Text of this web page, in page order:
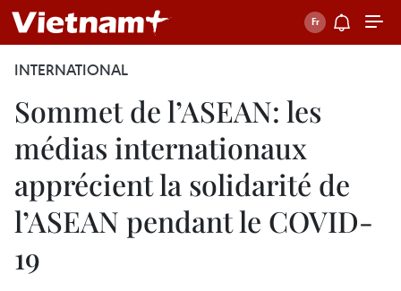
INTERNATIONAL
Sommet de l’ASEAN: les
médias internationaux
apprécient la solidarité de
l’ASEAN pendant le COVID-
19